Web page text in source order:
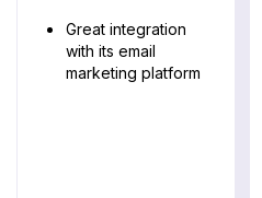
Great integration
with its email
marketing platform